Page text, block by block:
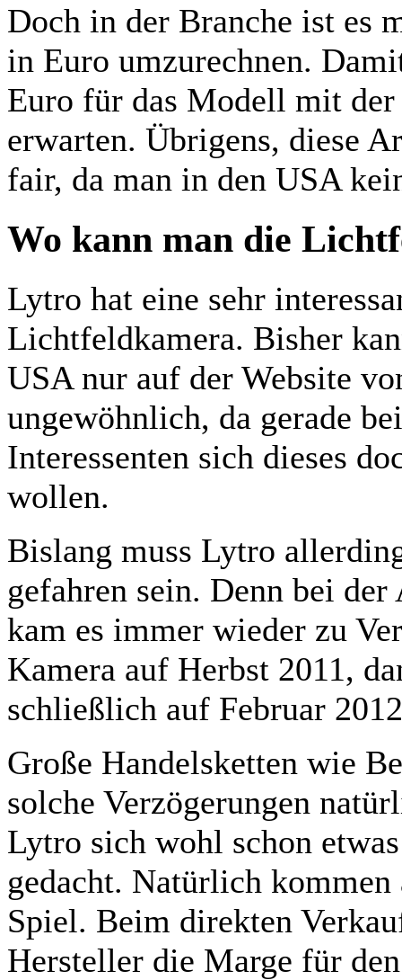
Doch in der Branche ist es
in Euro umzurechnen.
Euro für das Modell mit
erwarten. Übrigens, diese
fair, da man in den USA
Wo kann man die
Lytro hat eine sehr
Lichtfeldkamera. Bisher
USA nur auf der Website
ungewöhnlich, da gerade
Interessenten sich dieses
wollen.
Bislang muss Lytro
gefahren sein. Denn bei
kam es immer wieder zu
Kamera auf Herbst 2011,
schließlich auf Februar
Große Handelsketten wie
solche Verzögerungen
Lytro sich wohl schon
gedacht. Natürlich
Spiel. Beim direkten
Hersteller die Marge für